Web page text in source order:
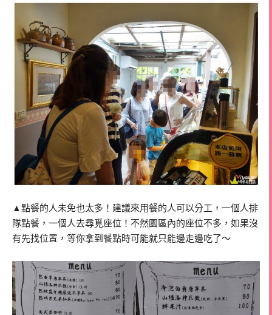
▲點餐的人未免也太多！建議來用餐的人可以分工，一個人排
隊點餐，一個人去尋覓座位！不然園區內的座位不多，如果沒
有先找位置，等你拿到餐點時可能就只能邊走邊吃了～